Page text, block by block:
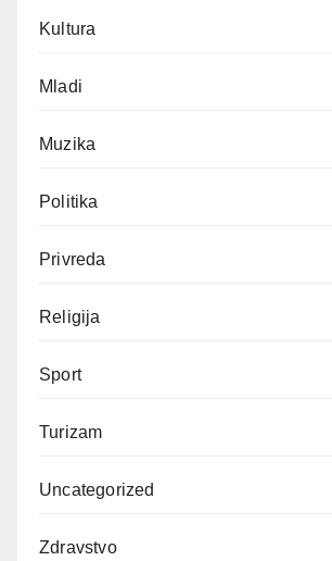
Kultura
Mladi
Muzika
Politika
Privreda
Religija
Sport
Turizam
Uncategorized
Zdravstvo